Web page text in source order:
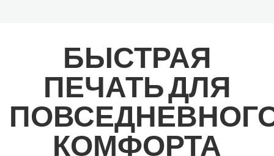
БЫСТРАЯ
ПЕЧАТЬ ДЛЯ
КОМФОРТА